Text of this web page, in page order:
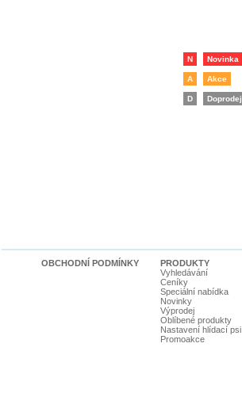
N Novinka
A Akce
D Doprodej
OBCHODNÍ PODMÍNKY
PRODUKTY
Vyhledávání
Ceníky
Speciální nabídka
Novinky
Výprodej
Oblíbené produkty
Nastavení hlídací psi
Promoakce